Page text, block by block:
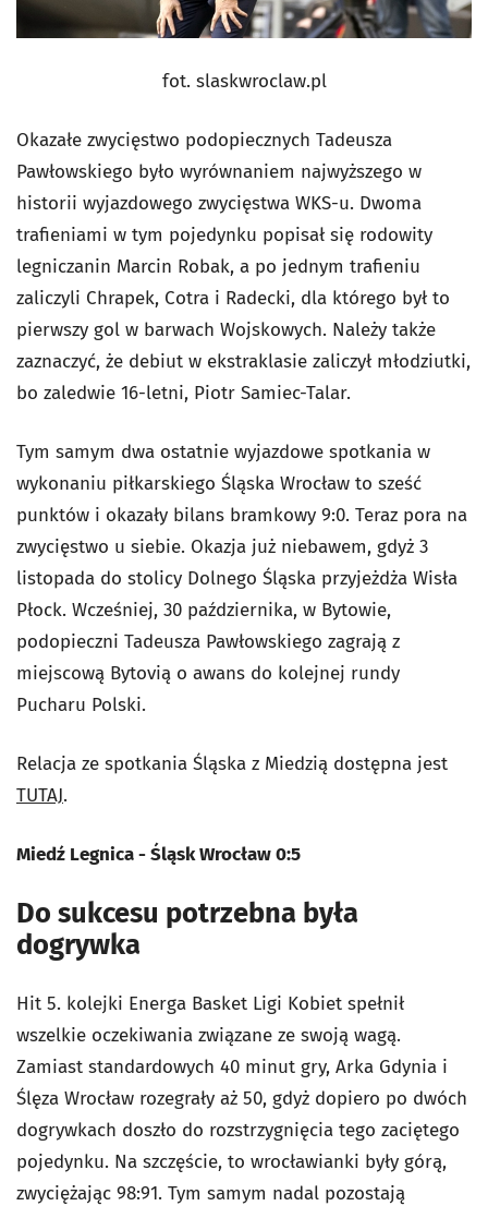
fot. slaskwroclaw.pl
Okazałe zwycięstwo podopiecznych Tadeusza
Pawłowskiego było wyrównaniem najwyższego w
historii wyjazdowego zwycięstwa WKS-u. Dwoma
trafieniami w tym pojedynku popisał się rodowity
legniczanin Marcin Robak, a po jednym trafieniu
zaliczyli Chrapek, Cotra i Radecki, dla którego był to
pierwszy gol w barwach Wojskowych. Należy także
zaznaczyć, że debiut w ekstraklasie zaliczył młodziutki,
bo zaledwie 16-letni, Piotr Samiec-Talar.
Tym samym dwa ostatnie wyjazdowe spotkania w
wykonaniu piłkarskiego Śląska Wrocław to sześć
punktów i okazały bilans bramkowy 9:0. Teraz pora na
zwycięstwo u siebie. Okazja już niebawem, gdyż 3
listopada do stolicy Dolnego Śląska przyjeżdża Wisła
Płock. Wcześniej, 30 października, w Bytowie,
podopieczni Tadeusza Pawłowskiego zagrają z
miejscową Bytovią o awans do kolejnej rundy
Pucharu Polski.
Relacja ze spotkania Śląska z Miedzią dostępna jest
TUTAJ.
Miedź Legnica - Śląsk Wrocław 0:5
Do sukcesu potrzebna była
dogrywka
Hit 5. kolejki Energa Basket Ligi Kobiet spełnił
wszelkie oczekiwania związane ze swoją wagą.
Zamiast standardowych 40 minut gry, Arka Gdynia i
Ślęza Wrocław rozegrały aż 50, gdyż dopiero po dwóch
dogrywkach doszło do rozstrzygnięcia tego zaciętego
pojedynku. Na szczęście, to wrocławianki były górą,
zwyciężając 98:91. Tym samym nadal pozostają